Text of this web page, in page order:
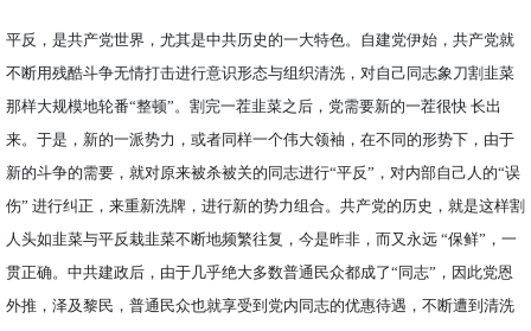
平反，是共产党世界，尤其是中共历史的一大特色。自建党伊始，共产党就
不断用残酷斗争无情打击进行意识形态与组织清洗，对自己同志象刀割韭菜
那样大规模地轮番“整顿”。割完一茬韭菜之后，党需要新的一茬很快 长出
来。于是，新的一派势力，或者同样一个伟大领袖，在不同的形势下，由于
新的斗争的需要，就对原来被杀被关的同志进行“平反”，对内部自己人的“误
伤” 进行纠正，来重新洗牌，进行新的势力组合。共产党的历史，就是这样割
人头如韭菜与平反栽韭菜不断地频繁往复，今是昨非，而又永远 “保鲜”，一
贯正确。中共建政后，由于几乎绝大多数普通民众都成了“同志”，因此党恩
外推，泽及黎民，普通民众也就享受到党内同志的优惠待遇，不断遭到清洗